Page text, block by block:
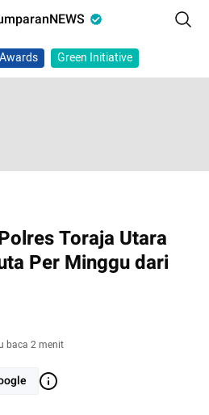
Green Initiative
Toraja Utara
Per Minggu dari
baca 2 menit